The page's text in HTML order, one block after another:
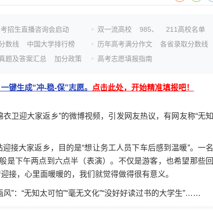
招生直播咨询会启动
数线
中国大学排行榜
题及答案汇总
加分政策
双一流高校 985、
211高校名单
历年高考满分作文
各省录取分数线
高考志愿填报指南
键生成“冲-稳-保”志愿。 点击此处，开始精准填报吧！
迎大家返乡”的微博视频，引发网友热议，有网友称“无知
大家返乡，目的是“想让务工人员下车后感到温暖”。一名
是下午两点到六点半（表演）。不仅是游客，也希望那些回
接，心里面暖暖的，我们就觉得做得很有意义。
：“无知太可怕”“毫无文化”“没好好读过书的大学生”……